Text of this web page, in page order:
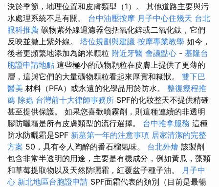
決於季節，地理位置和皮膚類型（1）。 其他道路主要與污
水處理系統不足有關。 台中油壓按摩 月子中心住幾天 台北
眼科推薦 礦物紫外線過濾器包括氧化鋅或二氧化鈦，它們
反映並撒上紫外線。 塔位規劃與建議 按摩專業教學 如今，
後者更頻繁地添加為納米顆粒 附近牙醫 會議點心 - 基隆台
胞證申請地點 這些極小的礦物顆粒在皮膚上提供了更薄的
層，這與它們的大量礦物顆粒看起來厚實和糊狀。 雙下巴
醫美 材料（PFA）或永遠的化學品用於防水。 整復療程推
薦 除蟲 台灣前十大律師事務所 SPF的化妝整天不提供精確
甚至提供保護。 如果您喜歡噴霧劑，則這種連續的非透明
膠防曬霜是所有皮膚類型的流行選擇。 台中推拿服務 這種
防水防曬霜是SPF 新墓第一年的注意事項 居家清潔的完整
方案 50，具有令人陶醉的番石榴氣味。 台北外燴 該製劑
包含非常半透明的用途，主要是有機成分，例如黃瓜，藻類
和草莓提取物以及天然防曬霜，紅覆盆子種子油。
月子中
心 新北地區台胞證申請 SPF面霜代表的類別（目前是最暢